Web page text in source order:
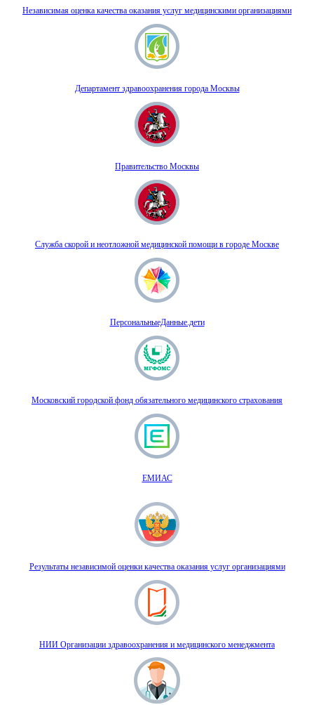
Независимая оценка качества оказания услуг медицинскими организациями
Департамент здравоохранения города Москвы
Правительство Москвы
Служба скорой и неотложной медицинской помощи в городе Москве
ПерсональныеДанные.дети
Московский городской фонд обязательного медицинского страхования
ЕМИАС
Результаты независимой оценки качества оказания услуг организациями
НИИ Организации здравоохранения и медицинского менеджмента